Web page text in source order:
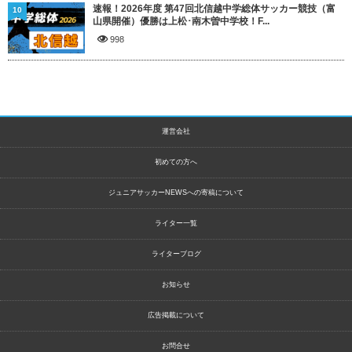
速報！2026年度 第47回北信越中学総体サッカー競技（富
山県開催）優勝は上松･南木曽中学校！F...
998
10
運営会社
初めての方へ
ジュニアサッカーNEWSへの寄稿について
ライター一覧
ライターブログ
お知らせ
広告掲載について
お問合せ